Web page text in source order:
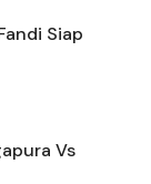
Siap
Vs